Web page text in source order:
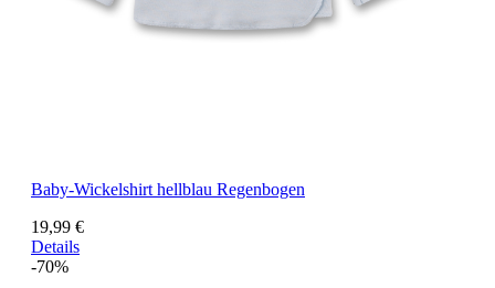
Baby-Wickelshirt hellblau Regenbogen
19,99 €
Details
-70%